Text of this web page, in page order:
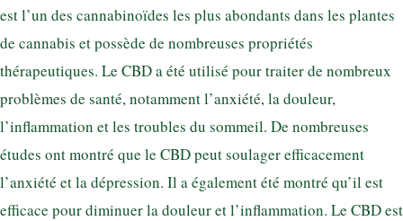
est l’un des cannabinoïdes les plus abondants dans les plantes
de cannabis et possède de nombreuses propriétés
thérapeutiques. Le CBD a été utilisé pour traiter de nombreux
problèmes de santé, notamment l’anxiété, la douleur,
l’inflammation et les troubles du sommeil. De nombreuses
études ont montré que le CBD peut soulager efficacement
l’anxiété et la dépression. Il a également été montré qu’il est
efficace pour diminuer la douleur et l’inflammation. Le CBD est